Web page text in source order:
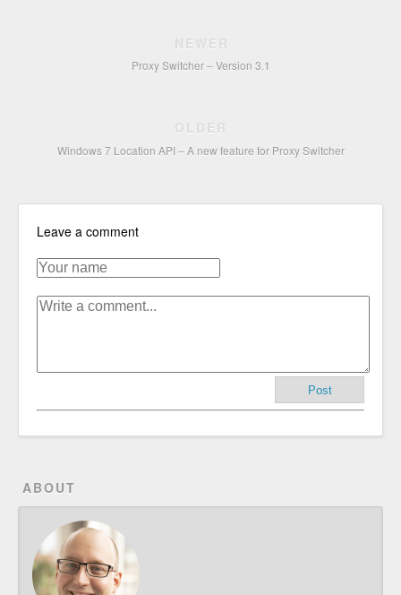
NEWER
Proxy Switcher – Version 3.1
OLDER
Windows 7 Location API – A new feature for Proxy Switcher
Leave a comment
Post
ABOUT